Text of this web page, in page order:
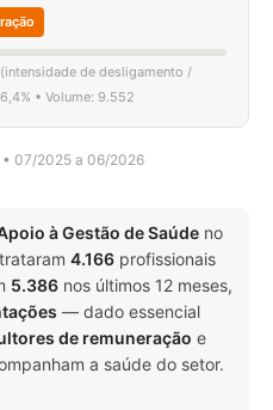
de desligamento /
• Volume: 9.552
• 07/2025 a 06/2026
à Gestão de Saúde no
4.166 profissionais
5.386 nos últimos 12 meses,
— dado essencial
de remuneração e
a saúde do setor.